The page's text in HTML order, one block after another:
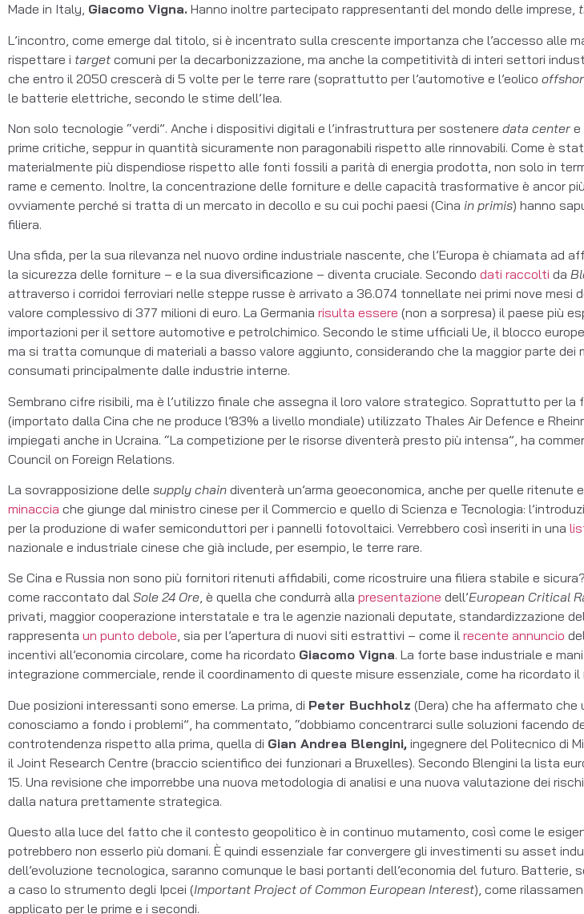
Made in Italy, Giacomo Vigna. Hanno inoltre partecipato rappresentanti del mondo delle imprese,
L’incontro, come emerge dal titolo, si è incentrato sulla crescente importanza che l’accesso alle
rispettare i target comuni per la decarbonizzazione, ma anche la competitività di interi settori
che entro il 2050 crescerà di 5 volte per le terre rare (soprattutto per l’automotive e l’eolico
le batterie elettriche, secondo le stime dell’Iea.
Non solo tecnologie “verdi”. Anche i dispositivi digitali e l’infrastruttura per sostenere data center e
prime critiche, seppur in quantità sicuramente non paragonabili rispetto alle rinnovabili. Come è
materialmente più dispendiose rispetto alle fonti fossili a parità di energia prodotta, non solo in
rame e cemento. Inoltre, la concentrazione delle forniture e delle capacità trasformative è ancor
ovviamente perché si tratta di un mercato in decollo e su cui pochi paesi (Cina in primis) hanno
filiera.
Una sfida, per la sua rilevanza nel nuovo ordine industriale nascente, che l’Europa è chiamata ad
la sicurezza delle forniture – e la sua diversificazione – diventa cruciale. Secondo dati raccolti da
attraverso i corridoi ferroviari nelle steppe russe è arrivato a 36.074 tonnellate nei primi nove mesi
valore complessivo di 377 milioni di euro. La Germania risulta essere (non a sorpresa) il paese più
importazioni per il settore automotive e petrolchimico. Secondo le stime ufficiali Ue, il blocco
ma si tratta comunque di materiali a basso valore aggiunto, considerando che la maggior parte
consumati principalmente dalle industrie interne.
Sembrano cifre risibili, ma è l’utilizzo finale che assegna il loro valore strategico. Soprattutto per
(importato dalla Cina che ne produce l’83% a livello mondiale) utilizzato Thales Air Defence e
impiegati anche in Ucraina. “La competizione per le risorse diventerà presto più intensa”, ha
Council on Foreign Relations.
La sovrapposizione delle supply chain diventerà un’arma geoeconomica, anche per quelle
minaccia che giunge dal ministro cinese per il Commercio e quello di Scienza e Tecnologia:
per la produzione di wafer semiconduttori per i pannelli fotovoltaici. Verrebbero così inseriti in una
nazionale e industriale cinese che già include, per esempio, le terre rare.
Se Cina e Russia non sono più fornitori ritenuti affidabili, come ricostruire una filiera stabile e
come raccontato dal Sole 24 Ore, è quella che condurrà alla presentazione dell’European Critical
privati, maggior cooperazione interstatale e tra le agenzie nazionali deputate, standardizzazione
rappresenta un punto debole, sia per l’apertura di nuovi siti estrattivi – come il recente annuncio
incentivi all’economia circolare, come ha ricordato Giacomo Vigna. La forte base industriale e
integrazione commerciale, rende il coordinamento di queste misure essenziale, come ha ricordato il
Due posizioni interessanti sono emerse. La prima, di Peter Buchholz (Dera) che ha affermato che
conosciamo a fondo i problemi”, ha commentato, “dobbiamo concentrarci sulle soluzioni facendo
controtendenza rispetto alla prima, quella di Gian Andrea Blengini, ingegnere del Politecnico di
il Joint Research Centre (braccio scientifico dei funzionari a Bruxelles). Secondo Blengini la lista
15. Una revisione che imporrebbe una nuova metodologia di analisi e una nuova valutazione dei
dalla natura prettamente strategica.
Questo alla luce del fatto che il contesto geopolitico è in continuo mutamento, così come le
potrebbero non esserlo più domani. È quindi essenziale far convergere gli investimenti su asset
dell’evoluzione tecnologica, saranno comunque le basi portanti dell’economia del futuro.
a caso lo strumento degli Ipcei (Important Project of Common European Interest), come
applicato per le prime e i secondi.